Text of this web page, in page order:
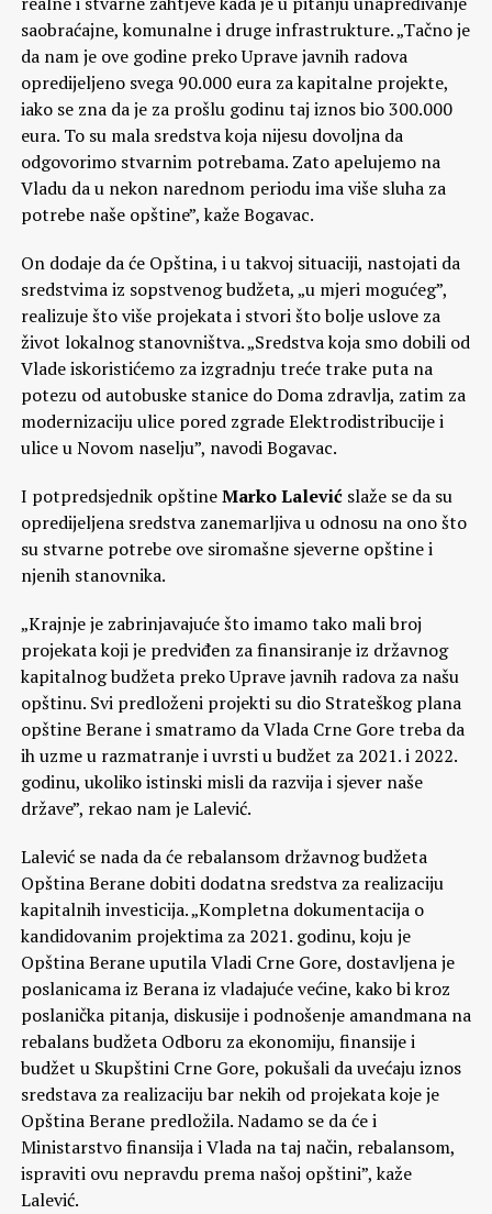
saobraćajne, komunalne i druge infrastrukture. „Tačno je
da nam je ove godine preko Uprave javnih radova
opredijeljeno svega 90.000 eura za kapitalne projekte,
iako se zna da je za prošlu godinu taj iznos bio 300.000
eura. To su mala sredstva koja nijesu dovoljna da
odgovorimo stvarnim potrebama. Zato apelujemo na
Vladu da u nekon narednom periodu ima više sluha za
potrebe naše opštine”, kaže Bogavac.
On dodaje da će Opština, i u takvoj situaciji, nastojati da
sredstvima iz sopstvenog budžeta, „u mjeri mogućeg”,
realizuje što više projekata i stvori što bolje uslove za
život lokalnog stanovništva. „Sredstva koja smo dobili od
Vlade iskoristićemo za izgradnju treće trake puta na
potezu od autobuske stanice do Doma zdravlja, zatim za
modernizaciju ulice pored zgrade Elektrodistribucije i
ulice u Novom naselju”, navodi Bogavac.
I potpredsjednik opštineMarko Lalevićslaže se da su
opredijeljena sredstva zanemarljiva u odnosu na ono što
su stvarne potrebe ove siromašne sjeverne opštine i
njenih stanovnika.
„Кrajnje je zabrinjavajuće što imamo tako mali broj
projekata koji je predviđen za finansiranje iz državnog
kapitalnog budžeta preko Uprave javnih radova za našu
opštinu. Svi predloženi projekti su dio Strateškog plana
opštine Berane i smatramo da Vlada Crne Gore treba da
ih uzme u razmatranje i uvrsti u budžet za 2021. i 2022.
godinu, ukoliko istinski misli da razvija i sjever naše
države”, rekao nam je Lalević.
Lalević se nada da će rebalansom državnog budžeta
Opština Berane dobiti dodatna sredstva za realizaciju
kapitalnih investicija. „Кompletna dokumentacija o
kandidovanim projektima za 2021. godinu, koju je
Opština Berane uputila Vladi Crne Gore, dostavljena je
poslanicama iz Berana iz vladajuće većine, kako bi kroz
poslanička pitanja, diskusije i podnošenje amandmana na
rebalans budžeta Odboru za ekonomiju, finansije i
budžet u Skupštini Crne Gore, pokušali da uvećaju iznos
sredstava za realizaciju bar nekih od projekata koje je
Opština Berane predložila. Nadamo se da će i
Ministarstvo finansija i Vlada na taj način, rebalansom,
ispraviti ovu nepravdu prema našoj opštini”, kaže
Lalević.